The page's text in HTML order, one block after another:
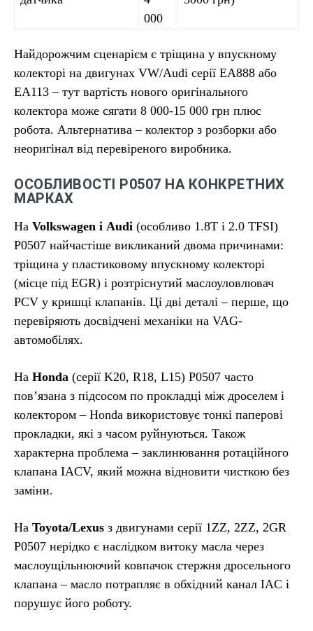
000
Найдорожчим сценарієм є тріщина у впускному
колекторі на двигунах VW/Audi серії EA888 або
EA113 – тут вартість нового оригінального
колектора може сягати 8 000-15 000 грн плюс
робота. Альтернатива – колектор з розборки або
неоригінал від перевіреного виробника.
ОСОБЛИВОСТІ P0507 НА КОНКРЕТНИХ
МАРКАХ
На Volkswagen і Audi (особливо 1.8T і 2.0 TFSI)
P0507 найчастіше викликаний двома причинами:
тріщина у пластиковому впускному колекторі
(місце під EGR) і розтріснутий маслоуловлювач
PCV у кришці клапанів. Ці дві деталі – перше, що
перевіряють досвідчені механіки на VAG-
автомобілях.
На Honda (серії K20, R18, L15) P0507 часто
пов’язана з підсосом по прокладці між дроселем і
колектором – Honda використовує тонкі паперові
прокладки, які з часом руйнуються. Також
характерна проблема – заклинювання ротаційного
клапана IACV, який можна відновити чисткою без
заміни.
На Toyota/Lexus з двигунами серії 1ZZ, 2ZZ, 2GR
P0507 нерідко є наслідком витоку масла через
маслоущільнюючий ковпачок стержня дросельного
клапана – масло потрапляє в обхідний канал IAC і
порушує його роботу.